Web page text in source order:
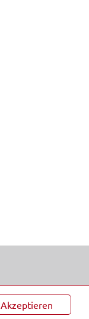
Akzeptieren